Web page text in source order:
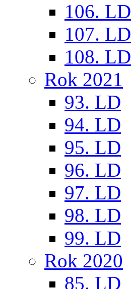
106. LD
107. LD
108. LD
Rok 2021
93. LD
94. LD
95. LD
96. LD
97. LD
98. LD
99. LD
Rok 2020
85. LD